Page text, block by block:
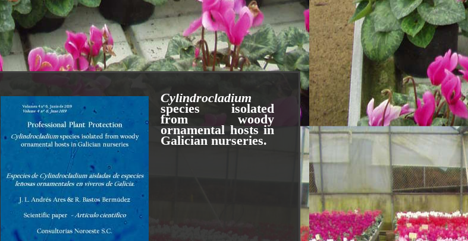
Cylindrocladium
species isolated
from woody
ornamental hosts in
Galician nurseries.